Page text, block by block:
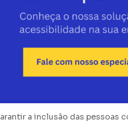
a inclusão das pessoas